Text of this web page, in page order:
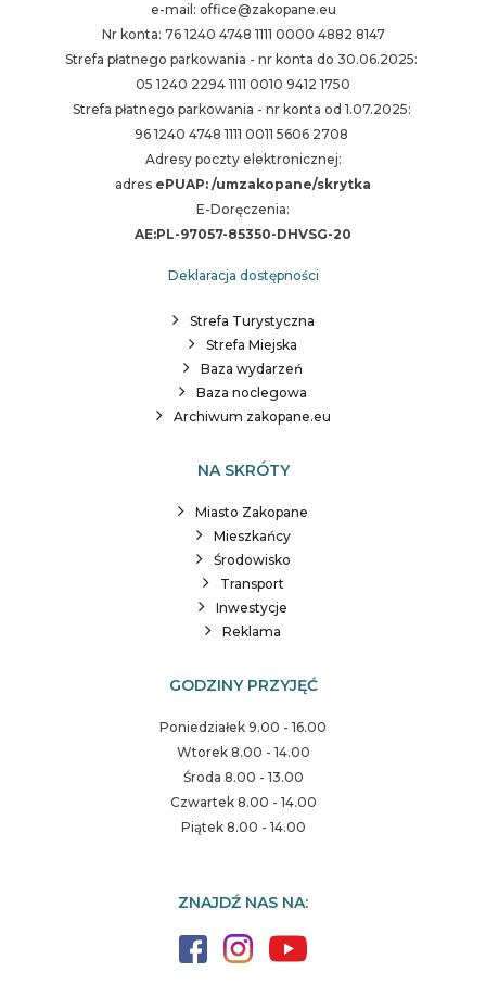
e-mail: office@zakopane.eu
Nr konta: 76 1240 4748 1111 0000 4882 8147
Strefa płatnego parkowania - nr konta do 30.06.2025:
05 1240 2294 1111 0010 9412 1750
Strefa płatnego parkowania - nr konta od 1.07.2025:
96 1240 4748 1111 0011 5606 2708
Adresy poczty elektronicznej:
adres ePUAP: /umzakopane/skrytka
E-Doręczenia:
AE:PL-97057-85350-DHVSG-20
Deklaracja dostępności
Strefa Turystyczna
Strefa Miejska
Baza wydarzeń
Baza noclegowa
Archiwum zakopane.eu
NA SKRÓTY
Miasto Zakopane
Mieszkańcy
Środowisko
Transport
Inwestycje
Reklama
GODZINY PRZYJĘĆ
Poniedziałek 9.00 - 16.00
Wtorek 8.00 - 14.00
Środa 8.00 - 13.00
Czwartek 8.00 - 14.00
Piątek 8.00 - 14.00
ZNAJDŹ NAS NA: